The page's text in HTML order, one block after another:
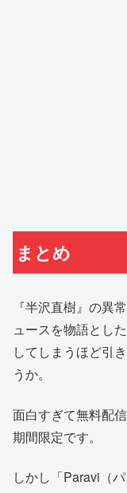
まとめ
『半沢直樹』の異
ュースを物語とし
してしまうほど引
うか。
面白すぎて無料配
期間限定です。
しかし「Paravi（